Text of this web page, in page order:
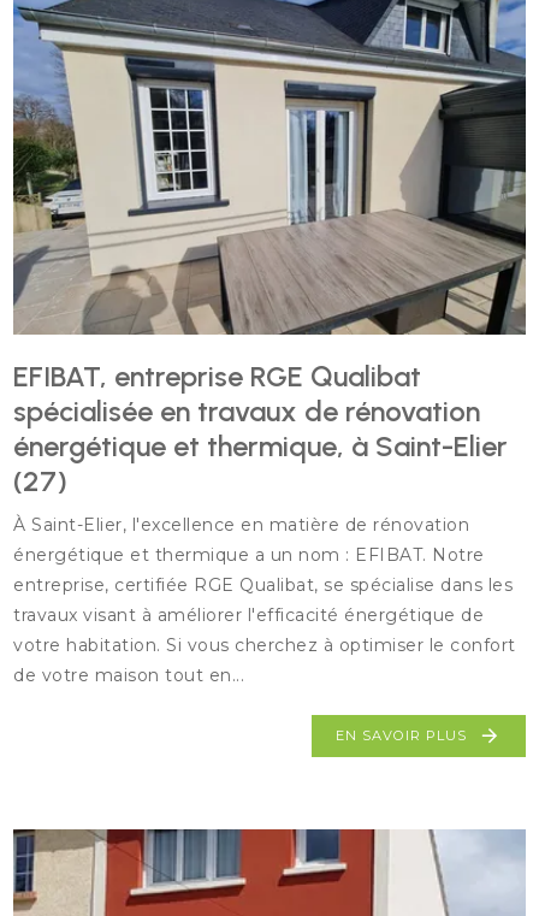
EFIBAT, entreprise RGE Qualibat
spécialisée en travaux de rénovation
énergétique et thermique, à Saint-Elier
(27)
À Saint-Elier, l'excellence en matière de rénovation
énergétique et thermique a un nom : EFIBAT. Notre
entreprise, certifiée RGE Qualibat, se spécialise dans les
travaux visant à améliorer l'efficacité énergétique de
votre habitation. Si vous cherchez à optimiser le confort
de votre maison tout en...
EN SAVOIR PLUS